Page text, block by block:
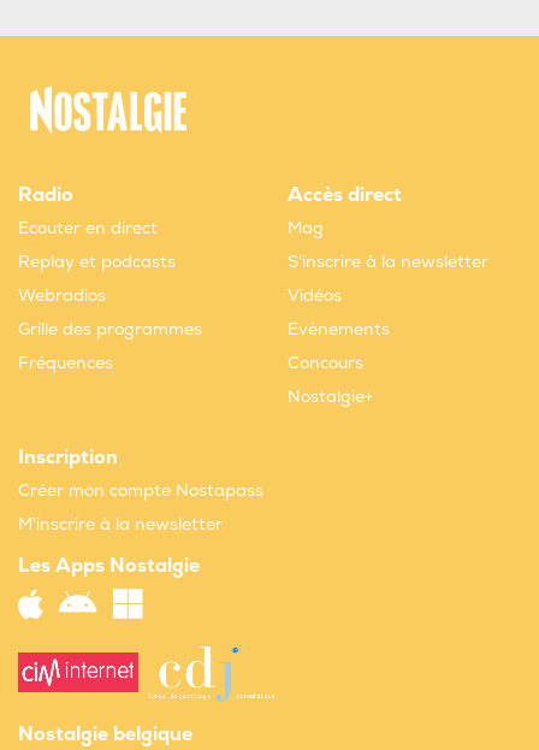
Radio
Ecouter en direct
Replay et podcasts
Webradios
Grille des programmes
Fréquences
Accès direct
Mag
S'inscrire à la newsletter
Vidéos
Evènements
Concours
Nostalgie+
Inscription
Créer mon compte Nostapass
M'inscrire à la newsletter
Les Apps Nostalgie
Nostalgie belgique